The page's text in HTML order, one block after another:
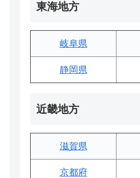
東海地方
岐阜県
静岡県
近畿地方
滋賀県
京都府